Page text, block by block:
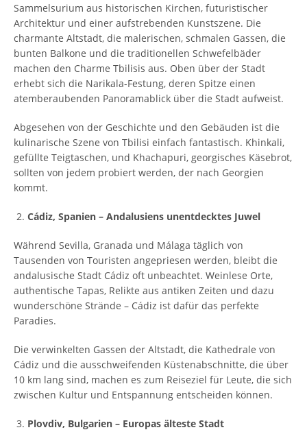
Sammelsurium aus historischen Kirchen, futuristischer
Architektur und einer aufstrebenden Kunstszene. Die
charmante Altstadt, die malerischen, schmalen Gassen, die
bunten Balkone und die traditionellen Schwefelbäder
machen den Charme Tbilisis aus. Oben über der Stadt
erhebt sich die Narikala-Festung, deren Spitze einen
atemberaubenden Panoramablick über die Stadt aufweist.
Abgesehen von der Geschichte und den Gebäuden ist die
kulinarische Szene von Tbilisi einfach fantastisch. Khinkali,
gefüllte Teigtaschen, und Khachapuri, georgisches Käsebrot,
sollten von jedem probiert werden, der nach Georgien
kommt.
Cádiz, Spanien – Andalusiens unentdecktes Juwel
Während Sevilla, Granada und Málaga täglich von
Tausenden von Touristen angepriesen werden, bleibt die
andalusische Stadt Cádiz oft unbeachtet. Weinlese Orte,
authentische Tapas, Relikte aus antiken Zeiten und dazu
wunderschöne Strände – Cádiz ist dafür das perfekte
Paradies.
Die verwinkelten Gassen der Altstadt, die Kathedrale von
Cádiz und die ausschweifenden Küstenabschnitte, die über
10 km lang sind, machen es zum Reiseziel für Leute, die sich
zwischen Kultur und Entspannung entscheiden können.
Plovdiv, Bulgarien – Europas älteste Stadt